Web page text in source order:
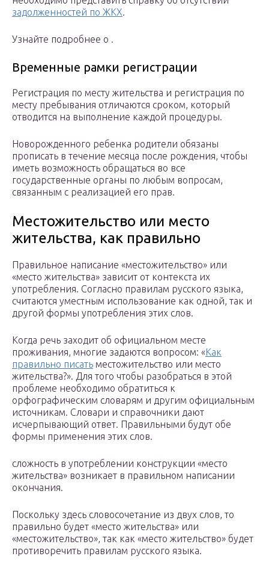
задолженностей по ЖКХ.
Узнайте подробнее о .
Временные рамки регистрации
Регистрация по месту жительства и регистрация по
месту пребывания отличаются сроком, который
отводится на выполнение каждой процедуры.
Новорожденного ребенка родители обязаны
прописать в течение месяца после рождения, чтобы
иметь возможность обращаться во все
государственные органы по любым вопросам,
связанным с реализацией его прав.
Местожительство или место
жительства, как правильно
Правильное написание «местожительство» или
«место жительства» зависит от контекста их
употребления. Согласно правилам русского языка,
считаются уместным использование как одной, так и
другой формы употребления этих слов.
Когда речь заходит об официальном месте
проживания, многие задаются вопросом: «Как
правильно писать местожительство или место
жительства?». Для того чтобы разобраться в этой
проблеме необходимо обратиться к
орфографическим словарям и другим официальным
источникам. Словари и справочники дают
исчерпывающий ответ. Правильными будут обе
формы применения этих слов.
сложность в употреблении конструкции «место
жительства» возникает в правильном написании
окончания.
Поскольку здесь словосочетание из двух слов, то
правильно будет «место жительства» или
«местожительство», так как «место жительство» будет
противоречить правилам русского языка.